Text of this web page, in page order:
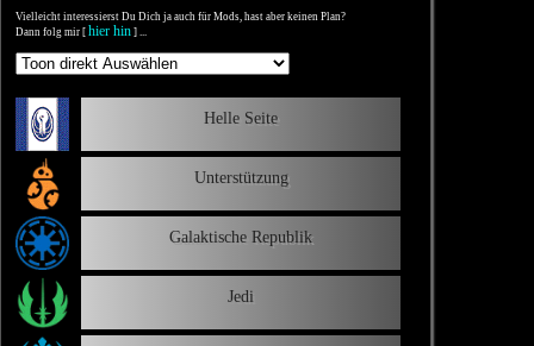
Vielleicht interessierst Du Dich ja auch für Mods, hast aber keinen Plan?
Dann folg mir [ hier hin ] ...
Helle Seite
Unterstützung
Galaktische Republik
Jedi